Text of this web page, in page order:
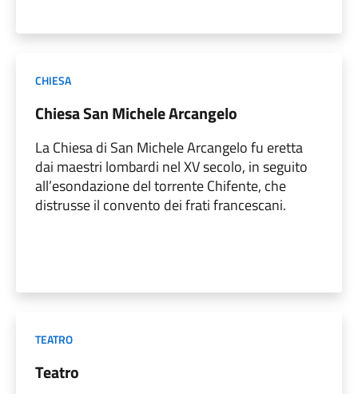
CHIESA
Chiesa San Michele Arcangelo
La Chiesa di San Michele Arcangelo fu eretta
dai maestri lombardi nel XV secolo, in seguito
all’esondazione del torrente Chifente, che
distrusse il convento dei frati francescani.
TEATRO
Teatro